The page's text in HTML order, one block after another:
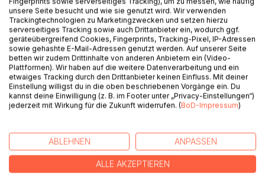
des Marketing verstehend zu entdecken: Neu-Einsteiger
oder „alte Hasen“, Praktiker oder Akademiker, BWL-nahe
und BWL-ferne. Das Werk kondensiert die Perspektive des
Autors auf die Marketingdisziplin. Die Basis bildet dabei die
Interpretation des Faches als die Lehre vom Herbeiführen
wünschenswerter Austauschprozesse im Wettbewerb;
kurz HWAIW [hawei].
Hierauf aufbauend werden in fünf Kapiteln die zentralen
Dabei werden aufbauend auf der dualen Perspektive aus
„Marketing machen“ und „Marketing denken“ die
zahlreichen Ausdifferenzierungen der Disziplin sowie ihre
unsere Seite besucht und wie sie genutzt wird. Wir verwenden
Trackingtechnologien zu Marketingzwecken und setzen hierzu
serverseitiges Tracking sowie auch Drittanbieter ein, wodurch ggf.
geräteübergreifend Cookies, Fingerprints, Tracking-Pixel, IP-Adressen
sowie gehashte E-Mail-Adressen genutzt werden. Auf unserer Seite
betten wir zudem Drittinhalte von anderen Anbietern ein (Video-
Plattformen). Wir haben auf die weitere Datenverarbeitung und ein
etwaiges Tracking durch den Drittanbieter keinen Einfluss. Mit deiner
Einstellung willigst du in die oben beschriebenen Vorgänge ein. Du
kannst deine Einwilligung (z. B. im Footer unter „Privacy-Einstellungen“)
jederzeit mit Wirkung für die Zukunft widerrufen. (BoD-Impressum)
ABLEHNEN ANPASSEN
ALLE AKZEPTIEREN